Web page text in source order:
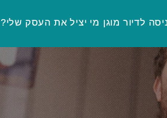
לדיור מוגן מי יציל את העסק שלי?